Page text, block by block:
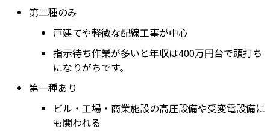
第二種のみ
戸建てや軽微な配線工事が中心
指示待ち作業が多いと年収は400万円台で頭打ち
になりがちです。
第一種あり
ビル・工場・商業施設の高圧設備や受変電設備に
も関われる